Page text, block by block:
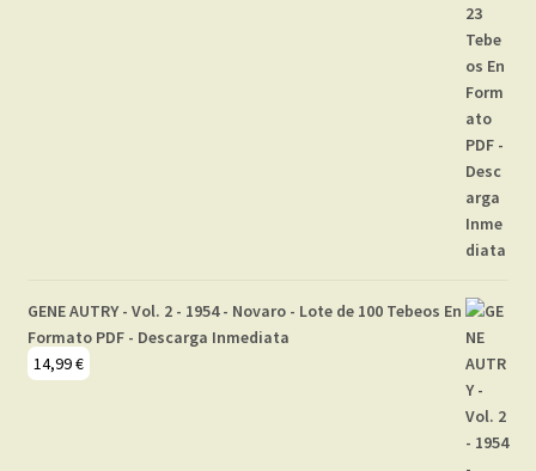
GENE AUTRY - Vol. 2 - 1954 - Novaro - Lote de 100 Tebeos En
Formato PDF - Descarga Inmediata
14,99€